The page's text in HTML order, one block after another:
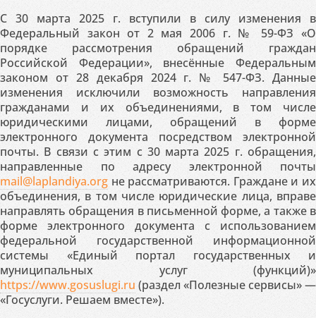
С 30 марта 2025 г. вступили в силу изменения в
Федеральный закон от 2 мая 2006 г. № 59-ФЗ «О
порядке рассмотрения обращений граждан
Российской Федерации», внесённые Федеральным
законом от 28 декабря 2024 г. № 547-ФЗ. Данные
изменения исключили возможность направления
гражданами и их объединениями, в том числе
юридическими лицами, обращений в форме
электронного документа посредством электронной
почты. В связи с этим с 30 марта 2025 г. обращения,
направленные по адресу электронной почты
mail@laplandiya.org не рассматриваются. Граждане и их
объединения, в том числе юридические лица, вправе
направлять обращения в письменной форме, а также в
форме электронного документа с использованием
федеральной государственной информационной
системы «Единый портал государственных и
муниципальных услуг (функций)»
https://www.gosuslugi.ru (раздел «Полезные сервисы» —
«Госуслуги. Решаем вместе»).